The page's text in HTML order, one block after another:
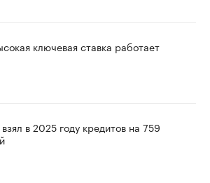
ключевая ставка работает
в 2025 году кредитов на 759